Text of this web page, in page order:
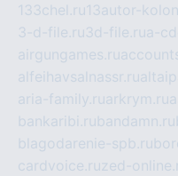
133chel.ru13autor-
3-d-file.ru3d-file.rua-
airgungames.ru
alfeihavsalnassr.ru
aria-family.ruarkrym.ru
bankaribi.rubandamn.ru
blagodarenie-spb.ru
cardvoice.ruzed-